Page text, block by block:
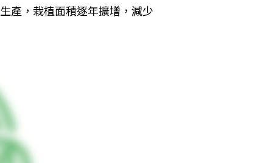
產，栽植面積逐年擴增，減少